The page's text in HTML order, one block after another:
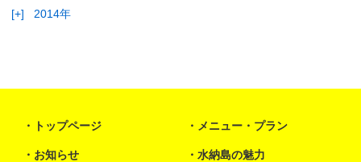
[+]
2014年
トップページ メニュー・プラン
お知らせ 水納島の魅力